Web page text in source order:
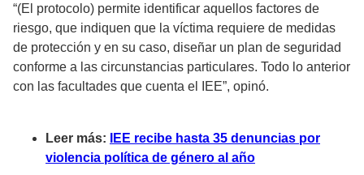
“(El protocolo) permite identificar aquellos factores de
riesgo, que indiquen que la víctima requiere de medidas
de protección y en su caso, diseñar un plan de seguridad
conforme a las circunstancias particulares. Todo lo anterior
con las facultades que cuenta el IEE”, opinó.
Leer más:
IEE recibe hasta 35 denuncias por
violencia política de género al año